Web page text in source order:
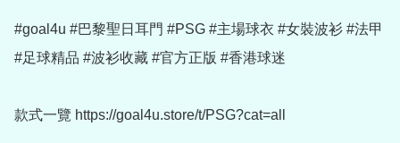
#goal4u #巴黎聖日耳門 #PSG #主場球衣 #女裝波衫 #法甲
#足球精品 #波衫收藏 #官方正版 #香港球迷
款式一覽 https://goal4u.store/t/PSG?cat=all